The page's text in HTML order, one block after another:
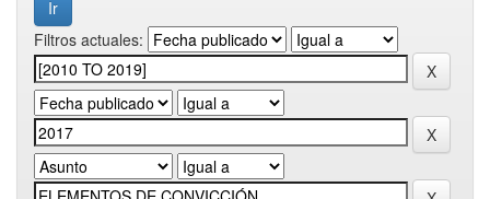
Filtros actuales: